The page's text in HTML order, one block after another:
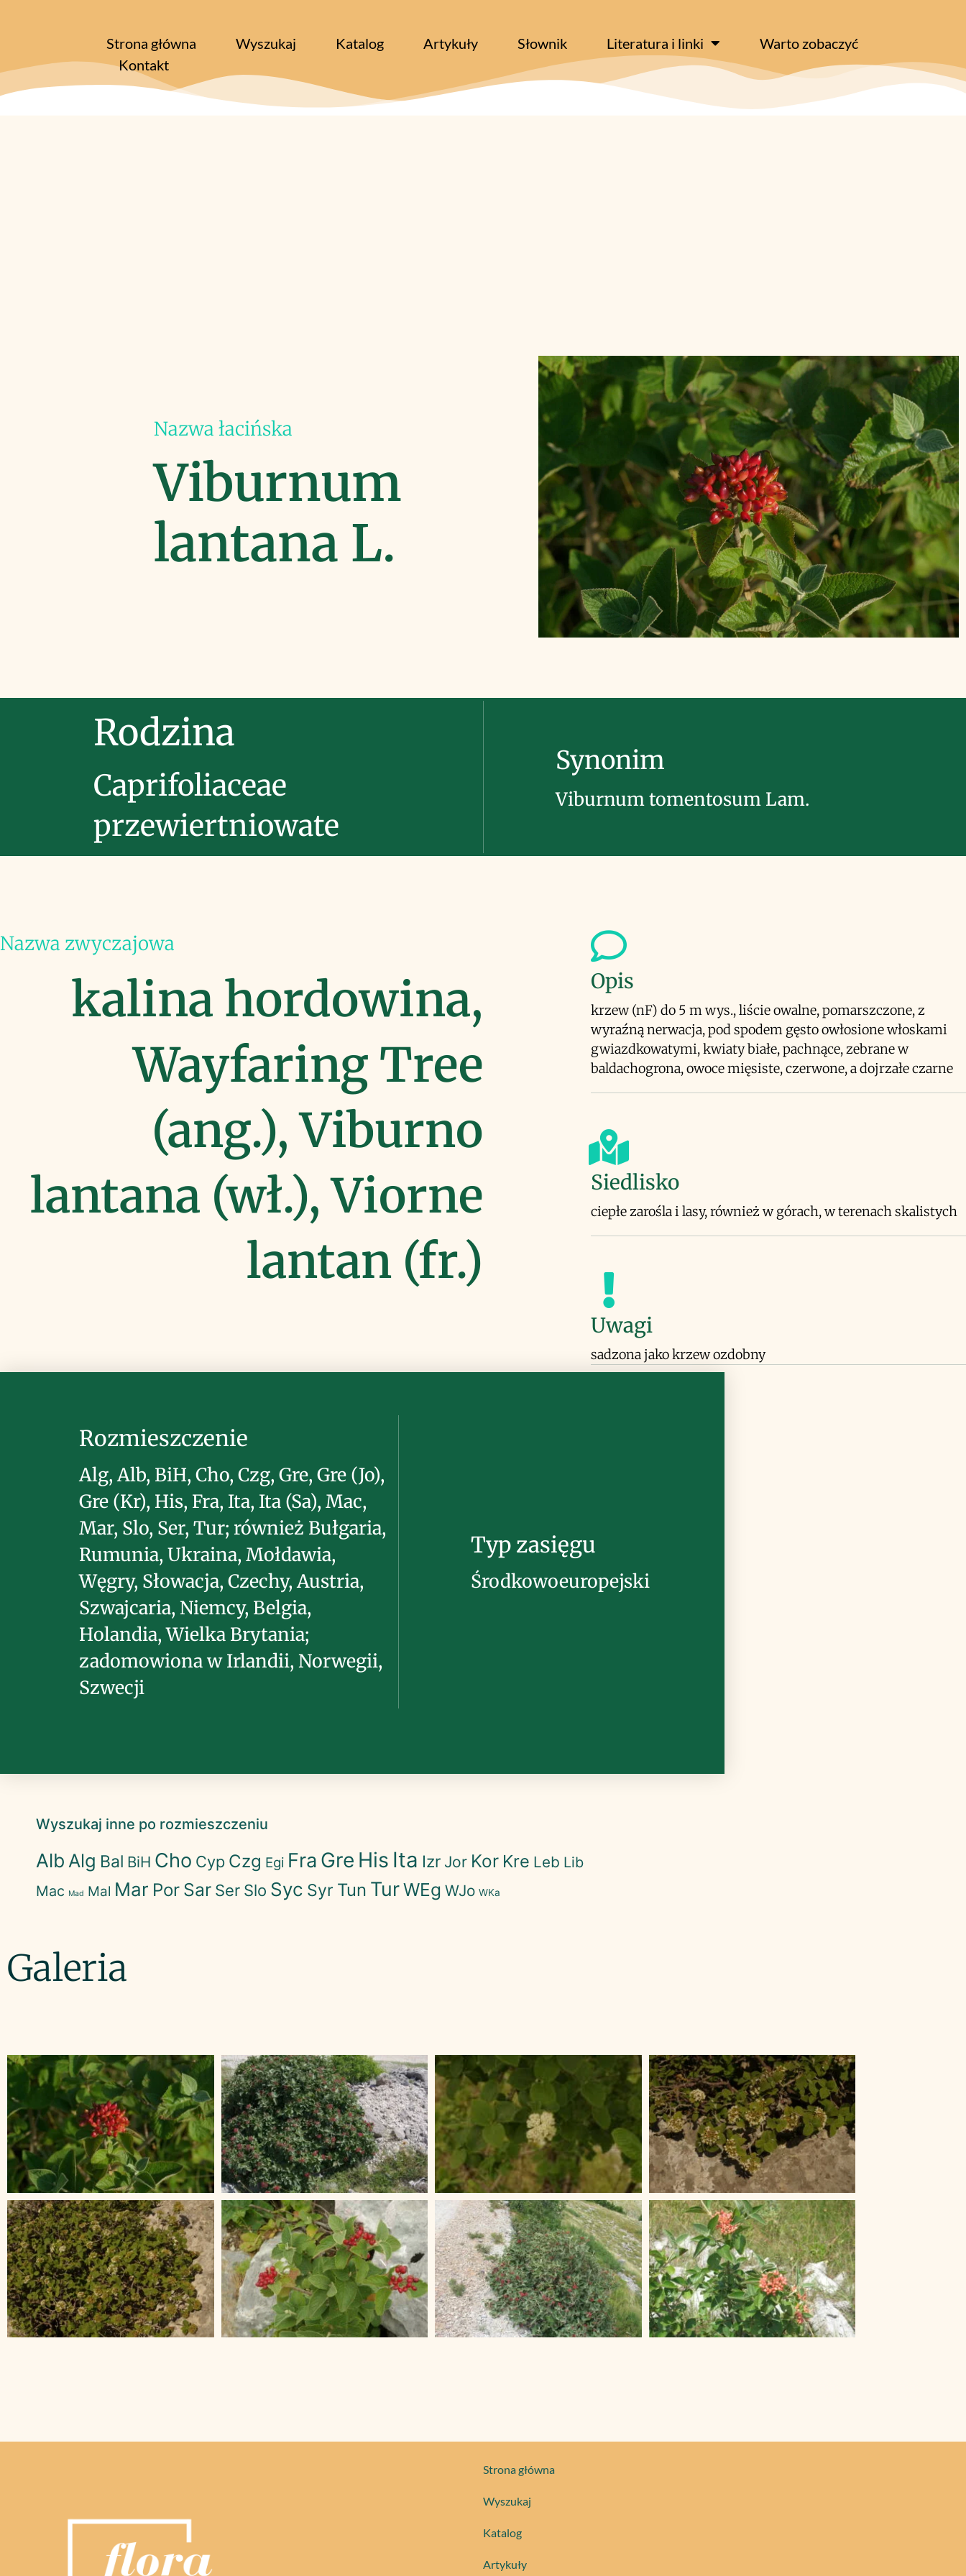
Strona główna Wyszukaj Katalog Artykuły Słownik Literatura i linki
Warto zobaczyć
Kontakt
Nazwa łacińska
Viburnum
lantana L.
Rodzina
Caprifoliaceae
przewiertniowate
Synonim
Viburnum tomentosum Lam.
Nazwa zwyczajowa
kalina hordowina,
Wayfaring Tree
(ang.), Viburno
lantana (wł.), Viorne
lantan (fr.)
Opis
krzew (nF) do 5 m wys., liście owalne, pomarszczone, z
wyraźną nerwacja, pod spodem gęsto owłosione włoskami
gwiazdkowatymi, kwiaty białe, pachnące, zebrane w
baldachogrona, owoce mięsiste, czerwone, a dojrzałe czarne
Siedlisko
ciepłe zarośla i lasy, również w górach, w terenach skalistych
Uwagi
sadzona jako krzew ozdobny
Rozmieszczenie
Alg, Alb, BiH, Cho, Czg, Gre, Gre (Jo),
Gre (Kr), His, Fra, Ita, Ita (Sa), Mac,
Mar, Slo, Ser, Tur; również Bułgaria,
Rumunia, Ukraina, Mołdawia,
Węgry, Słowacja, Czechy, Austria,
Szwajcaria, Niemcy, Belgia,
Holandia, Wielka Brytania;
zadomowiona w Irlandii, Norwegii,
Szwecji
Typ zasięgu
Środkowoeuropejski
Wyszukaj inne po rozmieszczeniu
Alb Alg Bal BiH Cho Cyp Czg Egi Fra Gre His Ita Izr Jor Kor Kre Leb Lib
Mac Mad Mal Mar Por Sar Ser Slo Syc Syr Tun TurWEg WJo WKa
Galeria
Strona główna
Wyszukaj
Katalog
Artykuły